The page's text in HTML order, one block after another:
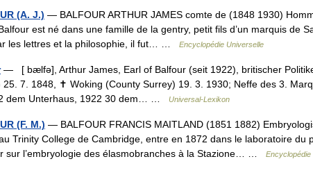
(A. J.) — BALFOUR ARTHUR JAMES comte de (1848 1930)
est né dans une famille de la gentry, petit fils d’un marquis de
les lettres et la philosophie, il fut… …
Encyclopédie Universelle
— [ bælfə], Arthur James, Earl of Balfour (seit 1922), britischer
25. 7. 1848, ✝ Woking (County Surrey) 19. 3. 1930; Neffe des 3.
dem Unterhaus, 1922 30 dem… …
Universal-Lexikon
(F. M.) — BALFOUR FRANCIS MAITLAND (1851 1882)
Trinity College de Cambridge, entre en 1872 dans le laboratoire du
sur l’embryologie des élasmobranches à la Stazione… …
Encyclopédie